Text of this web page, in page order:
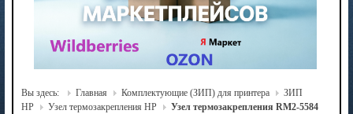
Вы здесь: Главная Комплектующие (ЗИП) для принтера
ЗИП
HP
Узел термозакрепления HP
Узел термозакрепления RM2-5584